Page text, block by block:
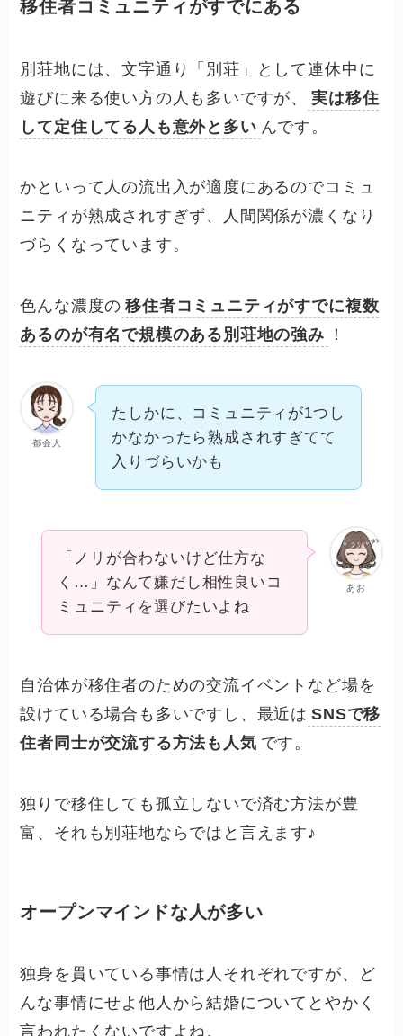
移住者コミュニティがすでにある
別荘地には、文字通り「別荘」として連休中に
遊びに来る使い方の人も多いですが、
実は移住
して定住してる人も意外と多い んです。
かといって人の流出入が適度にあるのでコミュ
ニティが熟成されすぎず、人間関係が濃くなり
づらくなっています。
色んな濃度の 移住者コミュニティがすでに複数
あるのが有名で規模のある別荘地の強み ！
都会人
たしかに、コミュニティが1つし
かなかったら熟成されすぎてて
入りづらいかも
あお
「ノリが合わないけど仕方な
く…」なんて嫌だし相性良いコ
ミュニティを選びたいよね
自治体が移住者のための交流イベントなど場を
設けている場合も多いですし、最近は SNSで移
住者同士が交流する方法も人気 です。
独りで移住しても孤立しないで済む方法が豊
富、それも別荘地ならではと言えます♪
オープンマインドな人が多い
独身を貫いている事情は人それぞれですが、ど
んな事情にせよ他人から結婚についてとやかく
言われたくないですよね。